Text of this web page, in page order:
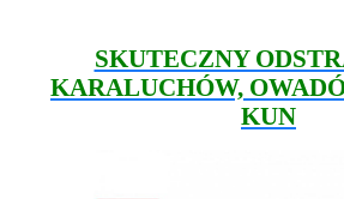
SKUTECZNY
KARALUCHÓW,
KUN